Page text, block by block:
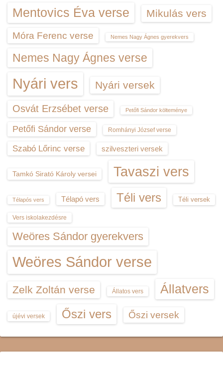
Mentovics Éva verse Mikulás vers
Móra Ferenc verse Nemes Nagy Ágnes gyerekvers
Nemes Nagy Ágnes verse
Nyári vers Nyári versek
Osvát Erzsébet verse Petőfi Sándor költeménye
Petőfi Sándor verse Romhányi József verse
Szabó Lőrinc verse szilveszteri versek
Tamkó Sirató Károly versei Tavaszi vers
Télapós vers Télapó vers Téli vers Téli versek
Vers iskolakezdésre
Weöres Sándor gyerekvers
Weöres Sándor verse
Zelk Zoltán verse Állatos vers Állatvers
újévi versek Őszi vers Őszi versek